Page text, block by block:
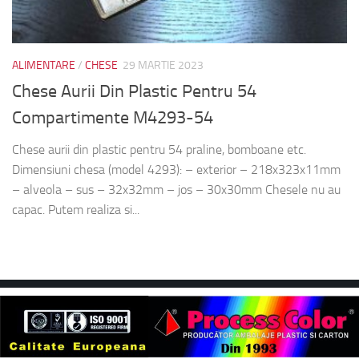
ALIMENTARE / CHESE 29 MARTIE 2023
Chese Aurii Din Plastic Pentru 54
Compartimente M4293-54
Chese aurii din plastic pentru 54 praline, bomboane etc.
Dimensiuni chesa (model 4293): – exterior – 218x323x11mm
– alveola – sus – 32x32mm – jos – 30x30mm Chesele nu au
capac. Putem realiza si...